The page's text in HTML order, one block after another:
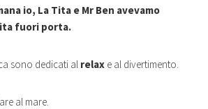
io, La Tita e Mr Ben avevamo
fuori porta.
sono dedicati al relax e al divertimento.
al mare.